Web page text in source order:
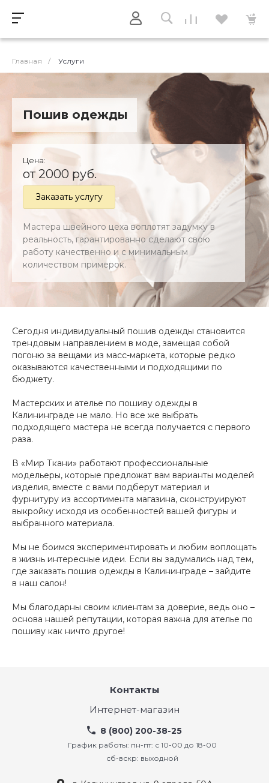
Главная / Услуги
Пошив одежды
Цена:
от 2000 руб.
Заказать услугу
Мастера швейного цеха воплотят задумку в
реальность, гарантированно сделают свою
работу качественно и с минимальным
количеством примерок.
Сегодня индивидуальный пошив одежды становится
трендовым направлением в моде, замещая собой
погоню за вещами из масс-маркета, которые редко
оказываются качественными и подходящими по
бюджету.
Мастерских и ателье по пошиву одежды в
Калининграде не мало. Но все же выбрать
подходящего мастера не всегда получается с первого
раза.
В «Мир Ткани» работают профессиональные
модельеры, которые предложат вам варианты моделей
изделия, вместе с вами подберут материал и
фурнитуру из ассортимента магазина, сконструируют
выкройку исходя из особенностей вашей фигуры и
выбранного материала.
Мы не боимся экспериментировать и любим воплощать
в жизнь интересные идеи. Если вы задумались над тем,
где заказать пошив одежды в Калининграде – зайдите
в наш салон!
Мы благодарны своим клиентам за доверие, ведь оно –
основа нашей репутации, которая важна для ателье по
пошиву как ничто другое!
Контакты
Интернет-магазин
8 (800) 200-38-25
График работы: пн-пт: с 10-00 до 18-00
сб-вскр: выходной